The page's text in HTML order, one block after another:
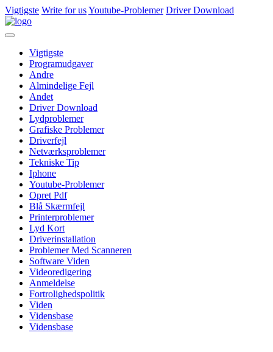
Vigtigste Write for usYoutube-Problemer Driver Download
Vigtigste
Programudgaver
Andre
Almindelige Fejl
Andet
Driver Download
Lydproblemer
Grafiske Problemer
Driverfejl
Netværksproblemer
Tekniske Tip
Iphone
Youtube-Problemer
Opret Pdf
Blå Skærmfejl
Printerproblemer
Lyd Kort
Driverinstallation
Problemer Med Scanneren
Software Viden
Videoredigering
Anmeldelse
Fortrolighedspolitik
Viden
Vidensbase
Vidensbase